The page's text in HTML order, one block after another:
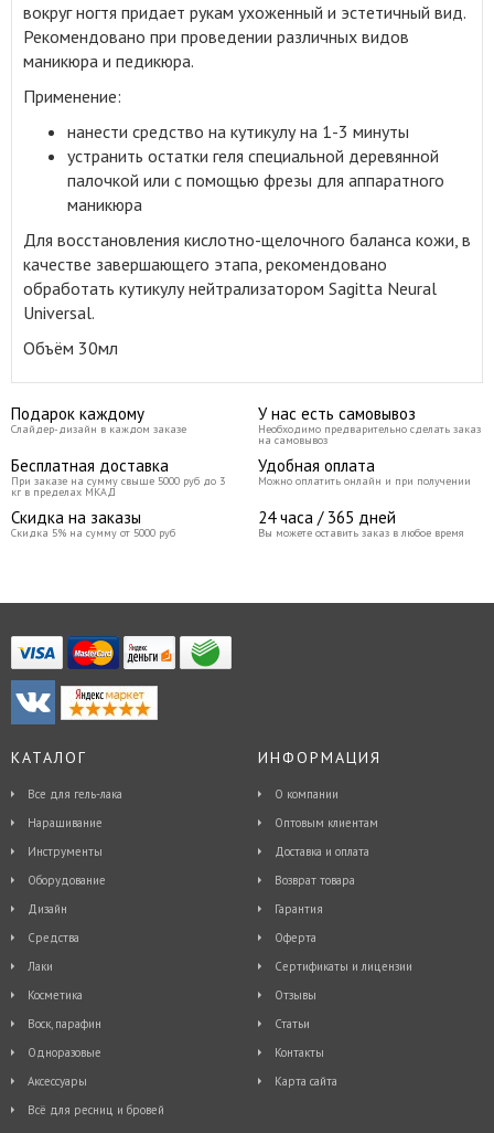
вокруг ногтя придает рукам ухоженный и эстетичный вид.
Рекомендовано при проведении различных видов
маникюра и педикюра.
Применение:
нанести средство на кутикулу на 1-3 минуты
устранить остатки геля специальной деревянной
палочкой или с помощью фрезы для аппаратного
маникюра
Для восстановления кислотно-щелочного баланса кожи, в
качестве завершающего этапа, рекомендовано
обработать кутикулу нейтрализатором Sagitta Neural
Universal.
Объём 30мл
Подарок каждому
Слайдер-дизайн в каждом заказе
У нас есть самовывоз
Необходимо предварительно сделать заказ
на самовывоз
Бесплатная доставка
При заказе на сумму свыше 5000 руб до 3
кг в пределах МКАД
Удобная оплата
Можно оплатить онлайн и при получении
Скидка на заказы
Скидка 5% на сумму от 5000 руб
24 часа / 365 дней
Вы можете оставить заказ в любое время
КАТАЛОГ
Все для гель-лака
Наращивание
Инструменты
Оборудование
Дизайн
Средства
Лаки
Косметика
Воск, парафин
Одноразовые
Аксессуары
Всё для ресниц и бровей
ИНФОРМАЦИЯ
О компании
Оптовым клиентам
Доставка и оплата
Возврат товара
Гарантия
Оферта
Сертификаты и лицензии
Отзывы
Статьи
Контакты
Карта сайта